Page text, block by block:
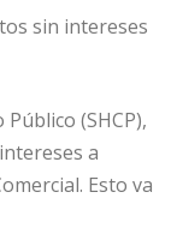
sin intereses
(SHCP),
a
Esto va